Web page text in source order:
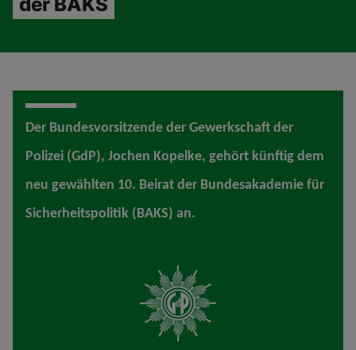
der BAKS
Der Bundesvorsitzende der Gewerkschaft der
Polizei (GdP), Jochen Kopelke, gehört künftig dem
neu gewählten 10. Beirat der Bundesakademie für
Sicherheitspolitik (BAKS) an.